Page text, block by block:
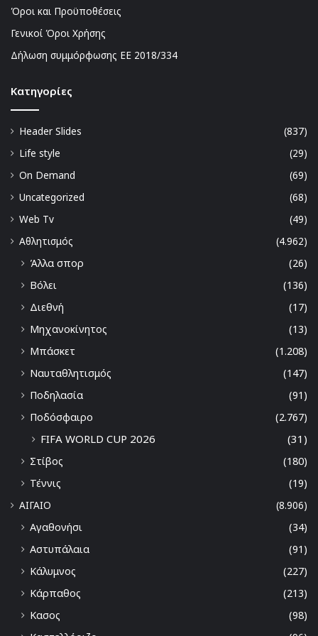
Όροι και Προϋποθέσεις
Γενικοί Όροι Χρήσης
Δήλωση συμμόρφωσης ΕΕ 2018/334
Kατηγορίες
Header Slides
(837)
Life style
(29)
On Demand
(69)
Uncategorized
(68)
Web Tv
(49)
Αθλητισμός
(4.962)
Άλλα σπορ
(26)
Βόλει
(136)
Διεθνή
(17)
Μηχανοκίνητος
(13)
Μπάσκετ
(1.208)
Ναυταθλητισμός
(147)
Ποδηλασία
(91)
Ποδόσφαιρο
(2.767)
FIFA WORLD CUP 2026 (31)
Στίβος
(180)
Τέννις
(19)
ΑΙΓΑΙΟ
(8.906)
Αγαθονήσι
(34)
Αστυπάλαια
(91)
Κάλυμνος
(227)
Κάρπαθος
(213)
Κασος
(98)